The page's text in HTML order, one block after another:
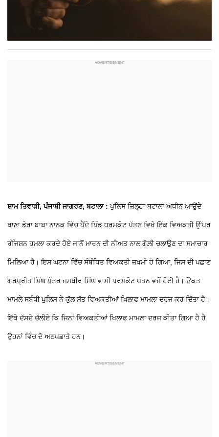
ਸ਼ਾਮ ਤਿਵਾੜੀ, ਪੰਜਾਬੀ ਜਾਗਰਣ, ਬਟਾਲਾ : ਪੁਲਿਸ ਜ਼ਿਲ੍ਹਾ ਬਟਾਲਾ ਅਧੀਨ ਆਉਂਦੇ
ਥਾਣਾ ਡੇਰਾ ਬਾਬਾ ਨਾਨਕ ਵਿੱਚ ਪੈਂਦੇ ਪਿੰਡ ਧਰਮਕੋਟ ਪੱਤਣ ਵਿਖੇ ਇੱਕ ਵਿਅਕਤੀ ਉੱਪਰ
ਰੰਜਿਸ਼ਨ ਹਮਲਾ ਕਰਦੇ ਹੋਏ ਜਾਨੋਂ ਮਾਰਨ ਦੀ ਨੀਅਤ ਨਾਲ ਗੋਲ਼ੀ ਚਲਾਉਣ ਦਾ ਸਮਾਚਾਰ
ਮਿਲਿਆ ਹੈ। ਇਸ ਘਟਨਾ ਵਿੱਚ ਸੰਬੰਧਿਤ ਵਿਅਕਤੀ ਜ਼ਖ਼ਮੀ ਹੋ ਗਿਆ, ਜਿਸ ਦੀ ਪਛਾਣ
ਗੁਰਪ੍ਰੀਤ ਸਿੰਘ ਪੁੱਤਰ ਜਸਬੀਰ ਸਿੰਘ ਵਾਸੀ ਧਰਮਕੋਟ ਪੱਤਨ ਵਜੋਂ ਹੋਈ ਹੈ। ਉਕਤ
ਮਾਮਲੇ ਸਬੰਧੀ ਪੁਲਿਸ ਨੇ ਕੁੱਲ ਸੱਤ ਵਿਅਕਤੀਆਂ ਖਿਲਾਫ ਮਾਮਲਾ ਦਰਜ ਕਰ ਦਿੱਤਾ ਹੈ।
ਇੱਥੇ ਦੱਸਦੇ ਚੱਲੀਏ ਕਿ ਜਿਨਾਂ ਵਿਅਕਤੀਆਂ ਖਿਲਾਫ ਮਾਮਲਾ ਦਰਜ ਕੀਤਾ ਗਿਆ ਹੈ ਹੈ
ਉਹਨਾਂ ਵਿੱਚ ਦੋ ਅਣਪਛਾਤੇ ਹਨ।